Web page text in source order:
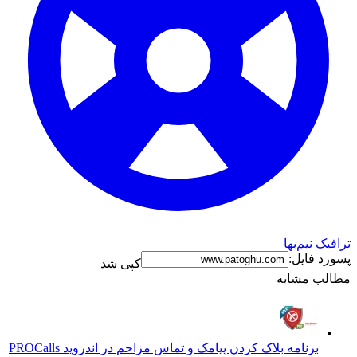
ترافیک نیم‌بها
پسورد فایل:
کپی شد
مطالب مشابه
برنامه بلاک کردن پیامک و تماس مزاحم در اندروید PRO Calls